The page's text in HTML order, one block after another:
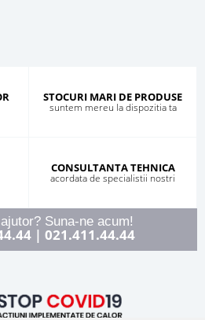
STOCURI MARI DE PRODUSE
suntem mereu la dispozitia ta
CONSULTANTA TEHNICA
acordata de specialistii nostri
Suna-ne acum!
| 021.411.44.44